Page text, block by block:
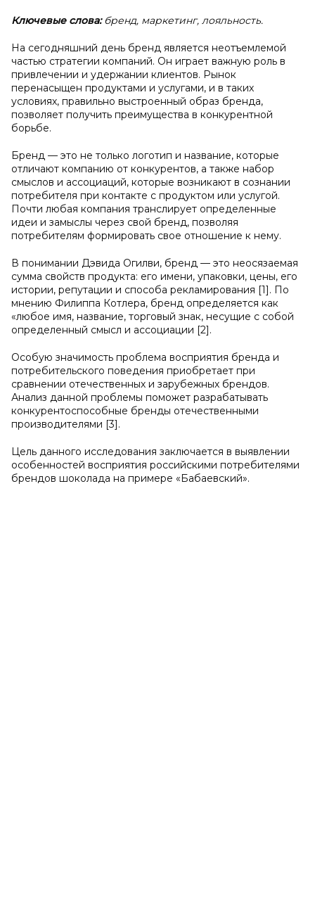
Ключевые слова:бренд, маркетинг, лояльность.
На сегодняшний день бренд является неотъемлемой
частью стратегии компаний. Он играет важную роль в
привлечении и удержании клиентов. Рынок
перенасыщен продуктами и услугами, и в таких
условиях, правильно выстроенный образ бренда,
позволяет получить преимущества в конкурентной
борьбе.
Бренд — это не только логотип и название, которые
отличают компанию от конкурентов, а также набор
смыслов и ассоциаций, которые возникают в сознании
потребителя при контакте с продуктом или услугой.
Почти любая компания транслирует определенные
идеи и замыслы через свой бренд, позволяя
потребителям формировать свое отношение к нему.
В понимании Дэвида Огилви, бренд — это неосязаемая
сумма свойств продукта: его имени, упаковки, цены, его
истории, репутации и способа рекламирования [1]. По
мнению Филиппа Котлера, бренд определяется как
«любое имя, название, торговый знак, несущие с собой
определенный смысл и ассоциации [2].
Особую значимость проблема восприятия бренда и
потребительского поведения приобретает при
сравнении отечественных и зарубежных брендов.
Анализ данной проблемы поможет разрабатывать
конкурентоспособные бренды отечественными
производителями [3].
Цель данного исследования заключается в выявлении
особенностей восприятия российскими потребителями
брендов шоколада на примере «Бабаевский».